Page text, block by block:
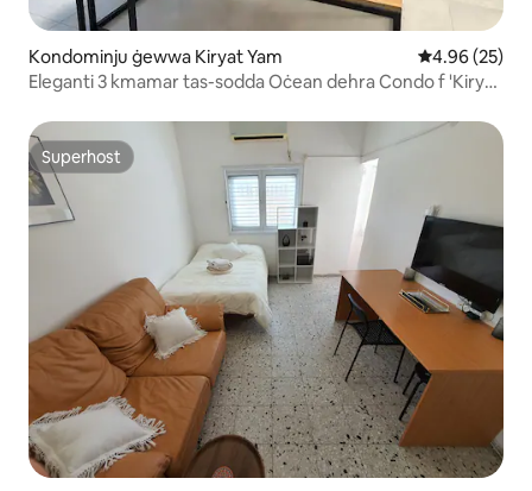
Kondominju ġewwa Kiryat Yam Rating medju
4.96 (25)
Eleganti 3 kmamar tas-sodda Oċean dehra Condo f 'Kiryat
Superhost
Superhost